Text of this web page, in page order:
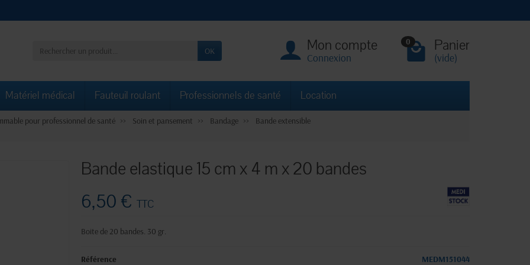
OK Mon compte
Connexion
0 Panier
(vide)
Matériel médical Fauteuil roulant Professionnels de santé Location
pour professionnel de santé Soin et pansement Bandage Bande extensible
Bande elastique 15 cm x 4 m x 20 bandes
6,50 €TTC
Boite de 20 bandes. 30 gr.
Référence MEDM151044